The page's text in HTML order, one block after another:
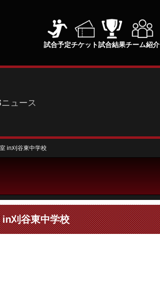
試合予定チケット試合結果チーム紹介
ニュース
in刈谷東中学校
刈谷東中学校